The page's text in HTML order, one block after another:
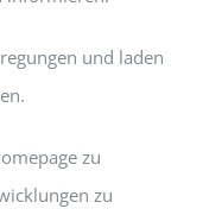
und laden
zu
zu